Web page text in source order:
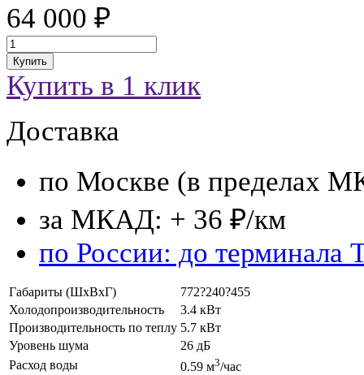
64 000 ₽
Купить
Купить в 1 клик
Доставка
по Москве (в пределах
за МКАД: + 36 ₽/км
по России: до терминала
Габариты (ШхВхГ)
772?240?455
Холодопроизводительность
3.4 кВт
Производительность по теплу 5.7 кВт
Уровень шума
26 дБ
Расход воды
0.59 м3/час